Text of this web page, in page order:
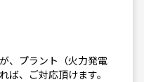
、プラント（火力発電
ば、ご対応頂けます。